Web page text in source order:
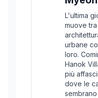
L'ultima
muove
urbane
loro.
Hanok
più
dove le